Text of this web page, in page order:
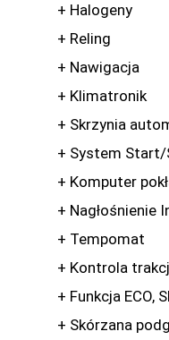
+ Halogeny
+ Reling
+ Nawigacja
+ Klimatronik
+ Skrzynia
+ System
+ Komputer
+ Nagłośnienie
+ Tempomat
+ Kontrola
+ Funkcja ECO,
+ Skórzana